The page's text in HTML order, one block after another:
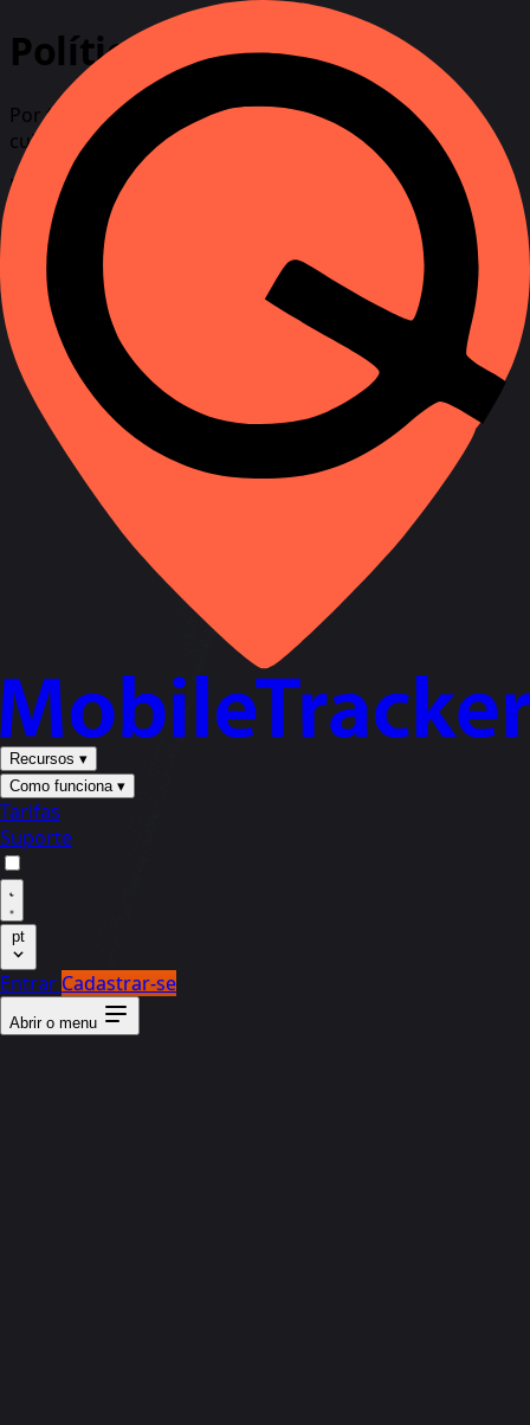
Recursos ▾
Como funciona ▾
Tarifas
Suporte
pt
Entrar Cadastrar-se
Abrir o menu
Política de Reembolso
Por favor, leia esta Política de Reembolso
cuidadosamente.
Data de vigência: